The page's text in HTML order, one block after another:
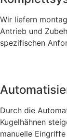
Wir liefern
Antrieb und
spezifischen
Durch die
Kugelhähnen
manuelle